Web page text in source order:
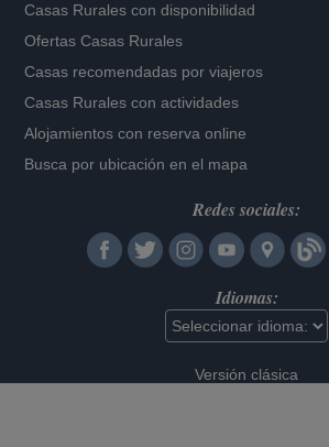
Casas Rurales con disponibilidad
Ofertas Casas Rurales
Casas recomendadas por viajeros
Casas Rurales con actividades
Alojamientos con reserva online
Busca por ubicación en el mapa
Redes sociales:
Idiomas:
Versión clásica